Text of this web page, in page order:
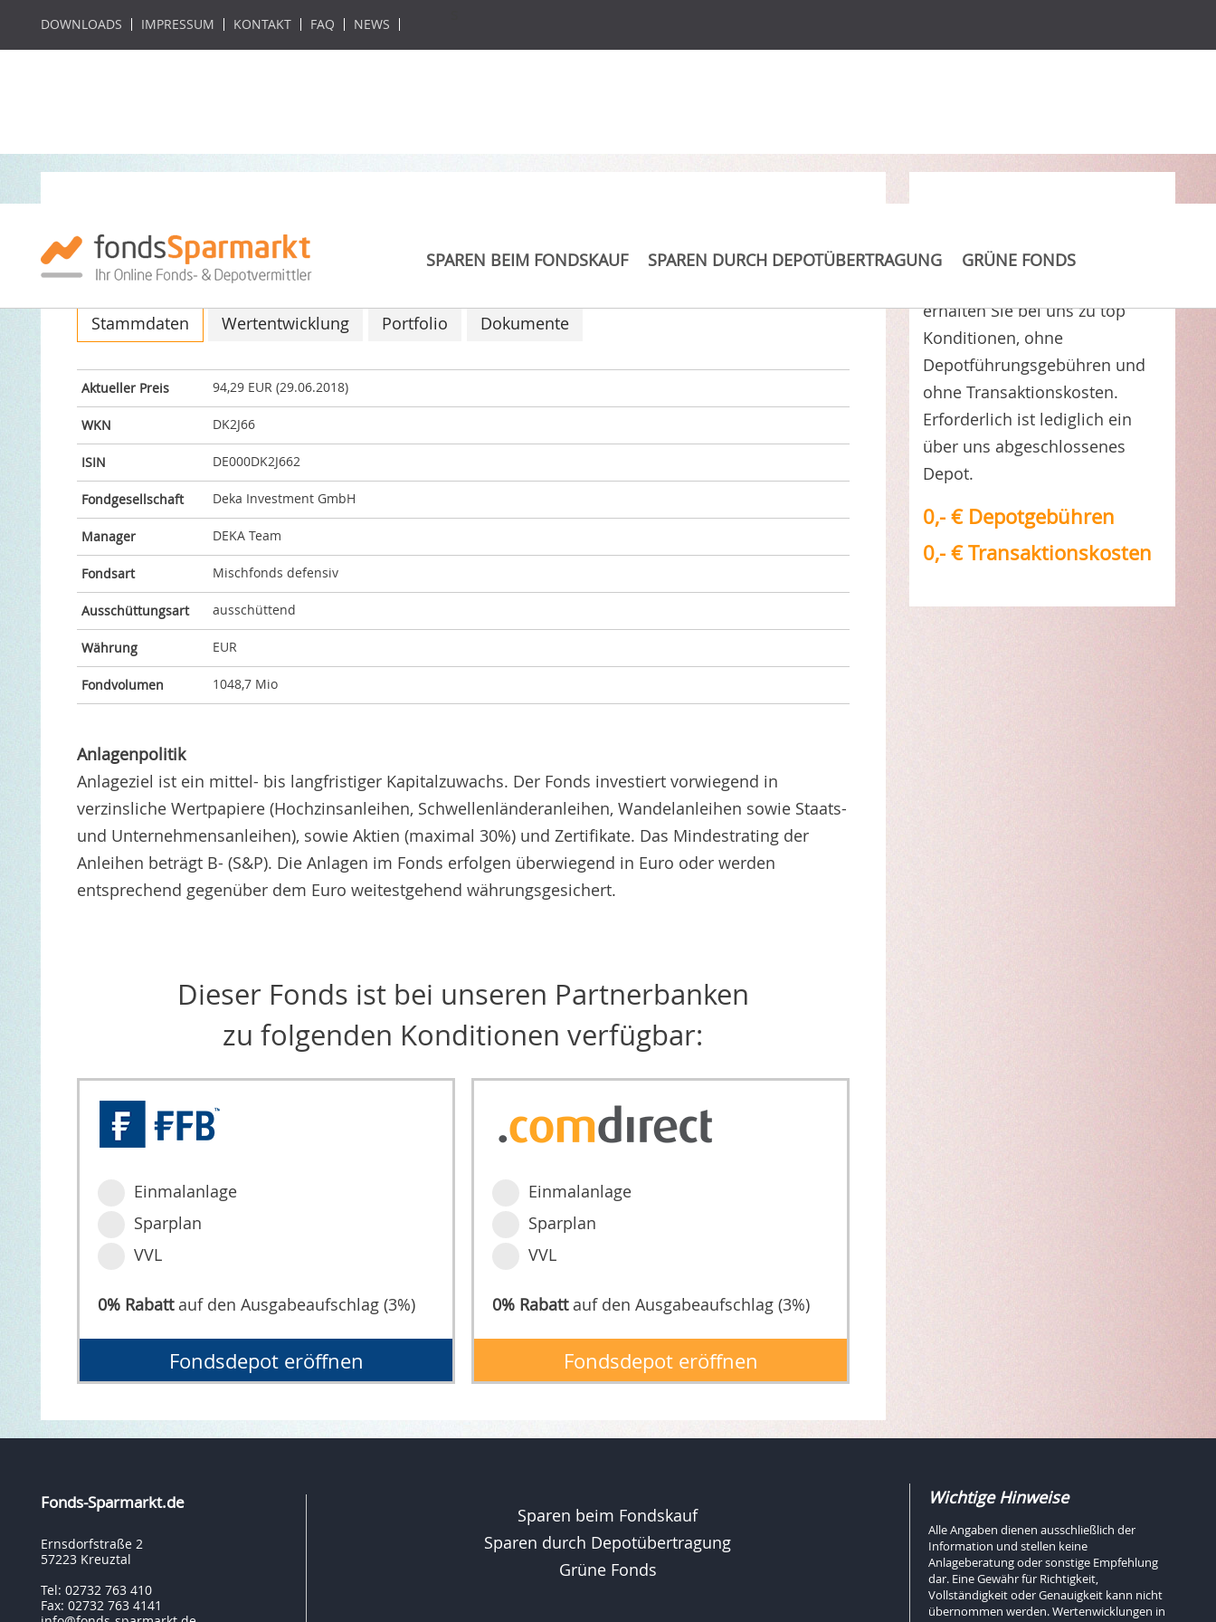
DOWNLOADS IMPRESSUM KONTAKT FAQ NEWS
SPAREN BEIM FONDSKAUF SPAREN DURCH DEPOTÜBERTRAGUNG GRÜNE FONDS
Deka-Multi Asset Income CF (A)
ISIN: DE000DK2J662 / WKN: DK2J66
Stammdaten Wertentwicklung Portfolio Dokumente
Aktueller Preis 94,29 EUR (29.06.2018)
WKN DK2J66
ISIN DE000DK2J662
Fondgesellschaft Deka Investment GmbH
Manager DEKA Team
Fondsart Mischfonds defensiv
Ausschüttungsart ausschüttend
Währung EUR
Fondvolumen 1048,7 Mio
Anlagenpolitik
Anlageziel ist ein mittel- bis langfristiger Kapitalzuwachs. Der Fonds investiert vorwiegend in
verzinsliche Wertpapiere (Hochzinsanleihen, Schwellenländeranleihen, Wandelanleihen sowie Staats-
und Unternehmensanleihen), sowie Aktien (maximal 30%) und Zertifikate. Das Mindestrating der
Anleihen beträgt B- (S&P). Die Anlagen im Fonds erfolgen überwiegend in Euro oder werden
entsprechend gegenüber dem Euro weitestgehend währungsgesichert.
Dieser Fonds ist bei unseren Partnerbanken
zu folgenden Konditionen verfügbar:
Einmalanlage
Sparplan
VVL
0% Rabattauf den Ausgabeaufschlag (3%)
Fondsdepot eröffnen
Einmalanlage
Sparplan
VVL
0% Rabattauf den Ausgabeaufschlag (3%)
Fondsdepot eröffnen
erhalten Sie bei uns zu top
Konditionen, ohne
Depotführungsgebühren und
ohne Transaktionskosten.
Erforderlich ist lediglich ein
über uns abgeschlossenes
Depot.
0,- € Depotgebühren
0,- € Transaktionskosten
Fonds-Sparmarkt.de
Ernsdorfstraße 2
57223 Kreuztal
Tel: 02732 763 410
Fax: 02732 763 4141
Sparen beim Fondskauf
Sparen durch Depotübertragung
Grüne Fonds
Wichtige Hinweise
Alle Angaben dienen ausschließlich der
Information und stellen keine
Anlageberatung oder sonstige Empfehlung
dar. Eine Gewähr für Richtigkeit,
Vollständigkeit oder Genauigkeit kann nicht
übernommen werden. Wertenwicklungen in